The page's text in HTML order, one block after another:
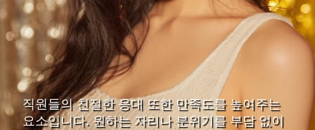
직원들의 친절한 응대 또한 만족도를 높여주는
요소입니다. 원하는 자리나 분위기를 부담 없이